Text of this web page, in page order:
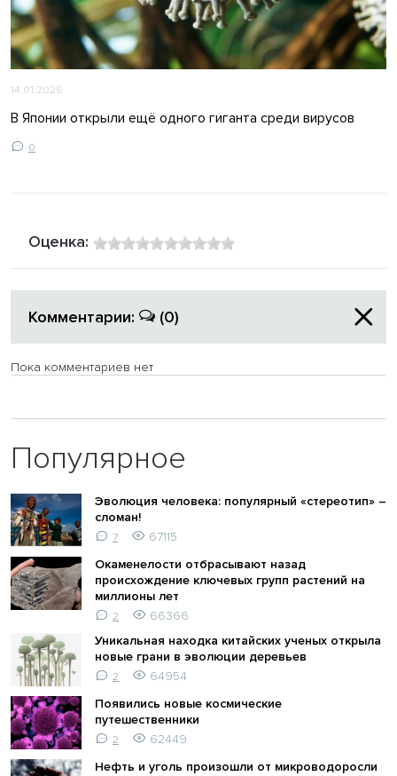
14.01.2026
В Японии открыли ещё одного гиганта среди вирусов
0
Оценка:
Комментарии: (0)
Пока комментариев нет
Популярное
Эволюция человека: популярный «стереотип» –
сломан!
7
67115
Окаменелости отбрасывают назад
происхождение ключевых групп растений на
миллионы лет
2
66366
Уникальная находка китайских ученых открыла
новые грани в эволюции деревьев
2
64954
Появились новые космические
путешественники
2
62449
Нефть и уголь произошли от микроводоросли